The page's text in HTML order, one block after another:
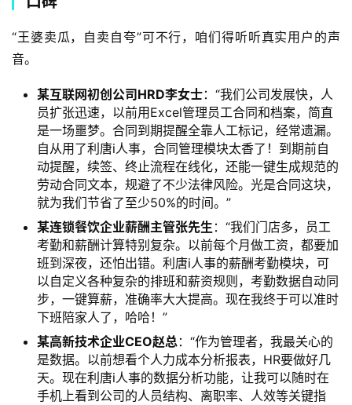
“王婆卖瓜，自卖自夸”可不行，咱们得听听真实用户的声
音。
某互联网初创公司HRD李女士：“我们公司发展快，人
员扩张迅速，以前用Excel管理员工合同和档案，简直
是一场噩梦。合同到期提醒全靠人工标记，经常遗漏。
自从用了利唐i人事，合同管理模块太香了！到期前自
动提醒，续签、终止流程在线化，还能一键生成规范的
劳动合同文本，规避了不少法律风险。光是合同这块，
就为我们节省了至少50%的时间。”
某连锁餐饮企业薪酬主管张先生 ：“我们门店多，员工
考勤和薪酬计算特别复杂。以前每个月做工资，都要加
班到深夜，还怕出错。利唐i人事的薪酬考勤模块，可
以自定义各种复杂的排班和薪资规则，考勤数据自动同
步，一键算薪，准确率大大提高。现在我终于可以准时
下班陪家人了，哈哈！”
某高新技术企业CEO赵总：“作为管理者，我最关心的
是数据。以前想看个人力成本分析报表，HR要做好几
天。现在利唐i人事的数据分析功能，让我可以随时在
手机上看到公司的人员结构、离职率、人效等关键指